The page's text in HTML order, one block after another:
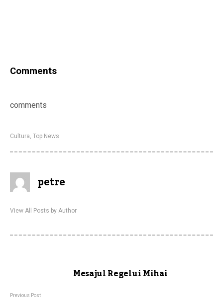
Comments
comments
Cultura, Top News
petre
View All Posts by Author
Mesajul Regelui Mihai
Previous Post